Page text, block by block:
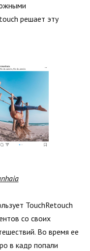
решает эту
TouchRetouch
со своих
Во время ее
в кадр попали